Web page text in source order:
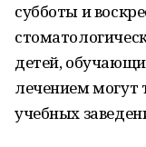
субботы и
детей,
лечением могут
учебных